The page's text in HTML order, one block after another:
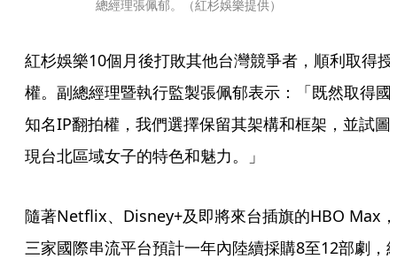
總經理張佩郁。（紅杉娛樂提供）
紅杉娛樂10個月後打敗其他台灣競爭者，順利取得授
權。副總經理暨執行監製張佩郁表示：「既然取得國
知名IP翻拍權，我們選擇保留其架構和框架，並試圖
現台北區域女子的特色和魅力。」
隨著Netflix、Disney+及即將來台插旗的HBO Max，
三家國際串流平台預計一年內陸續採購8至12部劇，